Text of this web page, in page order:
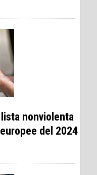
nonviolenta
del 2024